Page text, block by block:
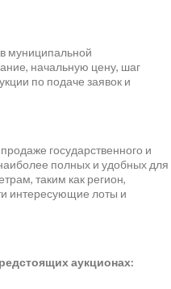
муниципальной
начальную цену, шаг
по подаче заявок и
государственного и
полных и удобных для
таким как регион,
интересующие лоты и
аукционах: